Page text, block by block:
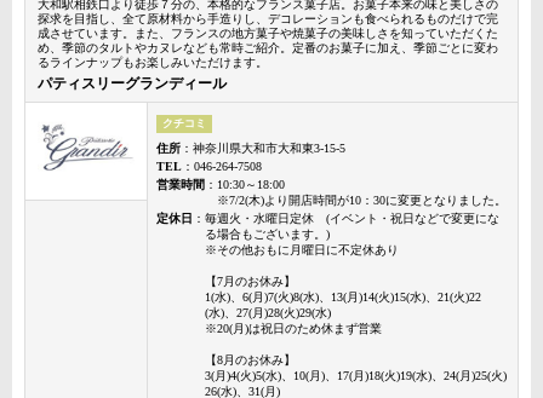
大和駅相鉄口より徒歩７分の、本格的なフランス菓子店。お菓子本来の味と美しさの
探求を目指し、全て原材料から手造りし、デコレーションも食べられるものだけで完
成させています。また、フランスの地方菓子や焼菓子の美味しさを知っていただくた
め、季節のタルトやカヌレなども常時ご紹介。定番のお菓子に加え、季節ごとに変わ
るラインナップもお楽しみいただけます。
パティスリーグランディール
クチコミ
住所 ：神奈川県大和市大和東3-15-5
TEL ：046-264-7508
営業時間 ：10:30～18:00
※7/2(木)より開店時間が10：30に変更となりました。
定休日 ：毎週火・水曜日定休 (イベント・祝日などで変更にな
る場合もございます。)
※その他おもに月曜日に不定休あり
【7月のお休み】
1(水)、6(月)7(火)8(水)、13(月)14(火)15(水)、21(火)22
(水)、27(月)28(火)29(水)
※20(月)は祝日のため休まず営業
【8月のお休み】
3(月)4(火)5(水)、10(月)、17(月)18(火)19(水)、24(月)25(火)
26(水)、31(月)